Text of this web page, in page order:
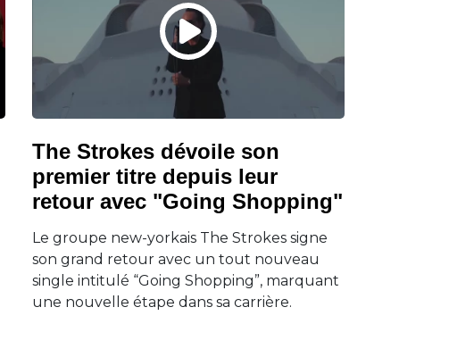
The Strokes dévoile son
premier titre depuis leur
retour avec "Going Shopping"
Le groupe new-yorkais The Strokes signe
son grand retour avec un tout nouveau
single intitulé “Going Shopping”, marquant
une nouvelle étape dans sa carrière.